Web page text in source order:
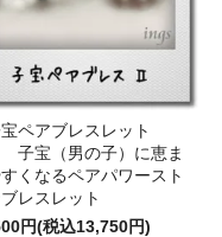
宝ペアブレスレット
子宝（男の子）に恵ま
くなるペアパワースト
レスレット
円(税込13,750円)